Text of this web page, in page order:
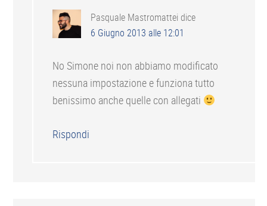
Pasquale Mastromattei dice
6 Giugno 2013 alle 12:01
No Simone noi non abbiamo modificato
nessuna impostazione e funziona tutto
benissimo anche quelle con allegati
Rispondi